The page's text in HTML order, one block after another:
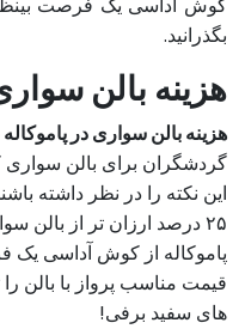
کوش آداسی یک فرصت
بگذرانید.
هزینه بالن
هزینه بالن سواری در پاموکاله
گردشگران برای بالن سواری
این نکته را در نظر داشته
۲۵ درصد ارزان تر از بالن
پاموکاله از کوش آداسی
قیمت مناسب پرواز با بالن
های سفید برفی!